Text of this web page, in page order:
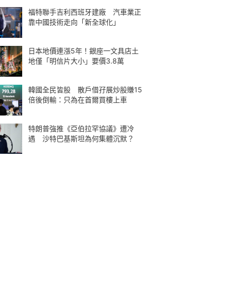
福特聯手吉利西班牙建廠 汽車業正
靠中國技術走向「新全球化」
日本地價連漲5年！銀座一文具店土
地僅「明信片大小」要價3.8萬
韓國全民皆股 散戶借孖展炒股賺15
倍後倒輸：只為在首爾買樓上車
特朗普強推《亞伯拉罕協議》遭冷
遇 沙特巴基斯坦為何集體沉默？